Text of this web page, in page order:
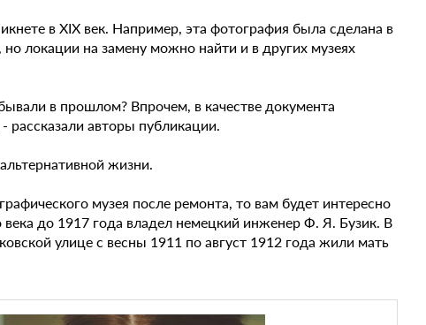
в XIX век. Например, эта фотография была сделана в
локации на замену можно найти и в других музеях
в прошлом? Впрочем, в качестве документа
рассказали авторы публикации.
жизни.
музея после ремонта, то вам будет интересно
до 1917 года владел немецкий инженер Ф. Я. Бузик. В
улице с весны 1911 по август 1912 года жили мать